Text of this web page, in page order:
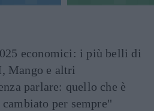
economici: i più belli di
Mango e altri
parlare: quello che è
per sempre"